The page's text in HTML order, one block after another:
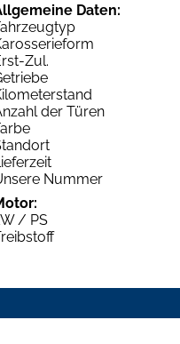
Daten:
Zul.
der Türen
Nummer
/ PS